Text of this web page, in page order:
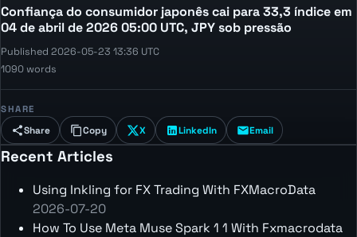
Confiança do consumidor japonês cai para 33,3 índice em
04 de abril de 2026 05:00 UTC, JPY sob pressão
Published 2026-05-23 13:36 UTC
1090 words
SHARE
Share Copy X LinkedIn Email
Recent Articles
Using Inkling for FX Trading With FXMacroData
2026-07-20
How To Use Meta Muse Spark 1 1 With Fxmacrodata